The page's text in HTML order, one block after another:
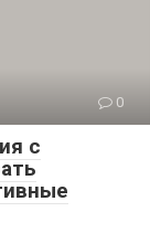
0
с